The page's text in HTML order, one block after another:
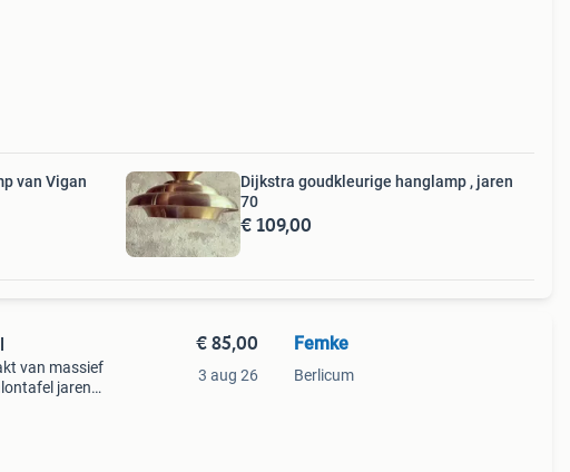
van Vigan
Dijkstra goudkleurige hanglamp , jaren
70
€ 109,00
van massief
jaren
€ 85,00
3 aug 26
Femke
Berlicum